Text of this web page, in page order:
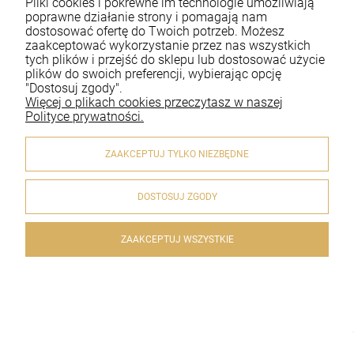
Moje konto
Płatności i dostawa
Informacje
O nas
© 2020 artykulyreligijne.pl . Wszelkie prawa zastrzeżone.
Styl graficzny i aplikacje ShopGadget.pl
Sklep internetowy
poprawne działanie strony i pomagają nam
dostosować ofertę do Twoich potrzeb. Możesz
zaakceptować wykorzystanie przez nas wszystkich
tych plików i przejść do sklepu lub dostosować użycie
plików do swoich preferencji, wybierając opcję
"Dostosuj zgody".
Więcej o plikach cookies przeczytasz w naszej
Polityce prywatności.
ZAAKCEPTUJ TYLKO NIEZBĘDNE
DOSTOSUJ ZGODY
ZAAKCEPTUJ WSZYSTKIE